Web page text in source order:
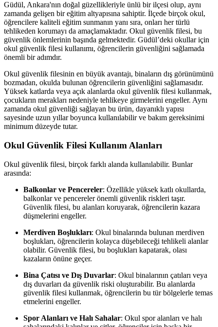
Güdül, Ankara'nın doğal güzellikleriyle ünlü bir ilçesi olup, aynı
zamanda gelişen bir eğitim altyapısına sahiptir. İlçede birçok okul,
öğrencilere kaliteli eğitim sunmanın yanı sıra, onları her türlü
tehlikeden korumayı da amaçlamaktadır. Okul güvenlik filesi, bu
güvenlik önlemlerinin başında gelmektedir. Güdül’deki okullar için
okul güvenlik filesi kullanımı, öğrencilerin güvenliğini sağlamada
önemli bir adımdır.
Okul güvenlik filesinin en büyük avantajı, binaların dış görünümünü
bozmadan, okulda bulunan öğrencilerin güvenliğini sağlamasıdır.
Yüksek katlarda veya açık alanlarda okul güvenlik filesi kullanmak,
çocukların merakları nedeniyle tehlikeye girmelerini engeller. Aynı
zamanda okul güvenliği sağlayan bu ürün, dayanıklı yapısı
sayesinde uzun yıllar boyunca kullanılabilir ve bakım gereksinimi
minimum düzeyde tutar.
Okul Güvenlik Filesi Kullanım Alanları
Okul güvenlik filesi, birçok farklı alanda kullanılabilir. Bunlar
arasında:
Balkonlar ve Pencereler: Özellikle yüksek katlı okullarda,
balkonlar ve pencereler önemli güvenlik riskleri taşır.
Güvenlik filesi, bu alanları koruyarak, öğrencilerin kazara
düşmelerini engeller.
Merdiven Boşlukları: Okul binalarında bulunan merdiven
boşlukları, öğrencilerin kolayca düşebileceği tehlikeli alanlar
olabilir. Güvenlik filesi, bu boşlukları kapatarak, olası
kazaların önüne geçer.
Bina Çatısı ve Dış Duvarlar: Okul binalarının çatıları veya
dış duvarları da güvenlik riski oluşturabilir. Bu alanlarda
güvenlik filesi kullanmak, öğrencilerin bu tür bölgelerle temas
etmelerini engeller.
Spor Alanları ve Halı Sahalar: Okul spor alanları ve halı